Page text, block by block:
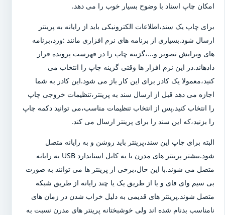
امکان چاپ اسناد با وضوح بسیار خوب را می دهد.
برای چاپ یک سند،اطلاعات الکترونیکی باید از رایانه به پرینتر
ارسال شود.بسیاری از برنامه های نرم افزاری مانند :ورد،برنامه
های ویرایش تصویر و...،گزینه چاپ را در فهرست پرونده قرار
دادهاند.در این نرم افزار ها وقتی گزینه چاپ را انتخاب می
کنید،معمولا یک کادر برای این کار باز می شود.این کادر به شما
اجازه می دهد قبل از ارسال سند به پرینتر،تنظیمات خروجی چاپ
را انتخاب کنید.پس از انتخاب تنظیمات مناسب،می توانید دکمه چاپ
را بزنید،که این سند را برای پرینتر ارسال می کند.
البته برای چاپ این سند،پرینتر باید روشن و به رایانه متصل
شود.بیشتر پرینتر های مدرن با یه کابل استاندارد USB به رایانه
متصل می شوند.با این حال،برخی از پرینتر ها می توانند به صورت
بی سیم وای فای و یا از طریق یک یا چند رایانه از طریق شبکه
متصل شوند.پرینتر های قدیمی به دلیل خراب شدن در زمان های
نامناسب بدنام شده اند ولی خوشبختانه پرینتر های مدرن نسبت به